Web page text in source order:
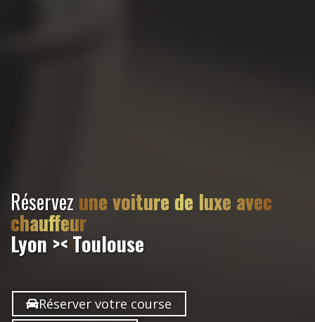
Réservezune voiture de luxe avec
chauffeur
Lyon >< Toulouse
Réserver votre course